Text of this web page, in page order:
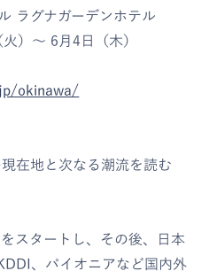
ラグナガーデンホテル
）〜 6月4日（木）
okinawa/
在地と次なる潮流を読む
スタートし、その後、日本
、パイオニアなど国内外